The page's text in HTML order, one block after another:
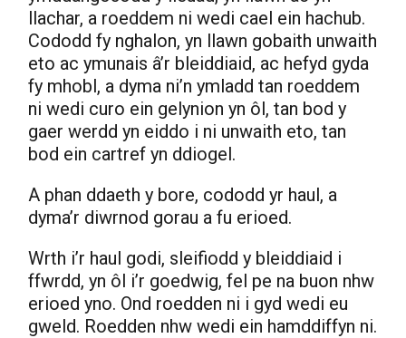
llachar, a roeddem ni wedi cael ein hachub.
Cododd fy nghalon, yn llawn gobaith unwaith
eto ac ymunais â’r bleiddiaid, ac hefyd gyda
fy mhobl, a dyma ni’n ymladd tan roeddem
ni wedi curo ein gelynion yn ôl, tan bod y
gaer werdd yn eiddo i ni unwaith eto, tan
bod ein cartref yn ddiogel.
A phan ddaeth y bore, cododd yr haul, a
dyma’r diwrnod gorau a fu erioed.
Wrth i’r haul godi, sleifiodd y bleiddiaid i
ffwrdd, yn ôl i’r goedwig, fel pe na buon nhw
erioed yno. Ond roedden ni i gyd wedi eu
gweld. Roedden nhw wedi ein hamddiffyn ni.